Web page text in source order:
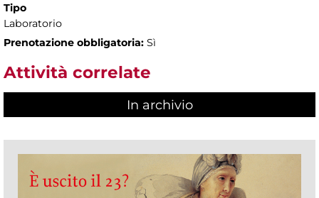
Tipo
Laboratorio
Prenotazione obbligatoria: Sì
Attività correlate
In archivio